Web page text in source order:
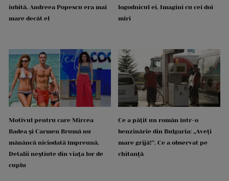
iubită. Andreea Popescu era mai
mare decât el
logodnicul ei. Imagini cu cei doi
miri
Motivul pentru care Mircea
Badea și Carmen Brumă nu
mănâncă niciodată împreună.
Detalii neștiute din viața lor de
cuplu
Ce a pățit un român într-o
benzinărie din Bulgaria: „Aveți
mare grijă!”. Ce a observat pe
chitanță